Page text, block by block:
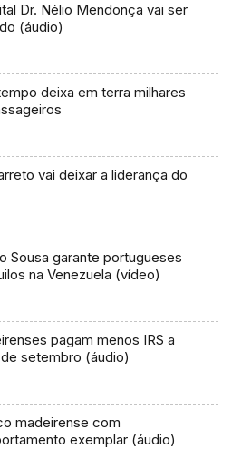
Dr. Nélio Mendonça vai ser
(áudio)
deixa em terra milhares
vai deixar a liderança do
Sousa garante portugueses
na Venezuela (vídeo)
pagam menos IRS a
setembro (áudio)
madeirense com
exemplar (áudio)